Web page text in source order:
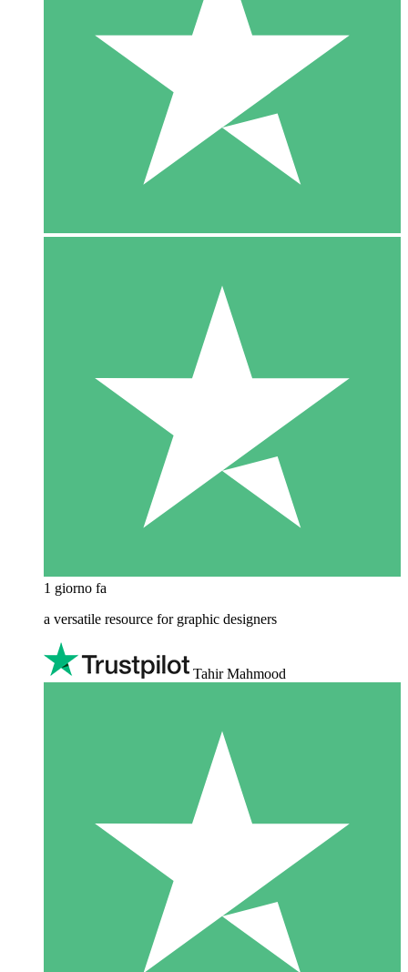
1 giorno fa
a versatile resource for graphic designers
Tahir Mahmood